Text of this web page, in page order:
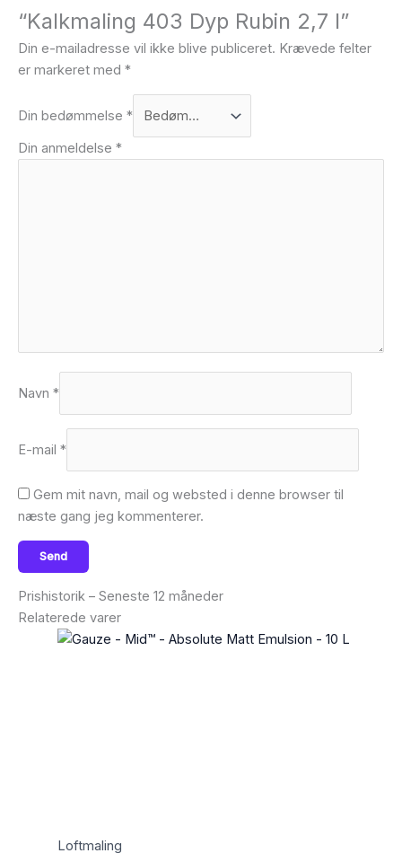
“Kalkmaling 403 Dyp Rubin 2,7 l”
Din e-mailadresse vil ikke blive publiceret. Krævede felter
er markeret med *
Din bedømmelse *
Din anmeldelse *
Navn *
E-mail *
Gem mit navn, mail og websted i denne browser til
næste gang jeg kommenterer.
Prishistorik – Seneste 12 måneder
Relaterede varer
Loftmaling